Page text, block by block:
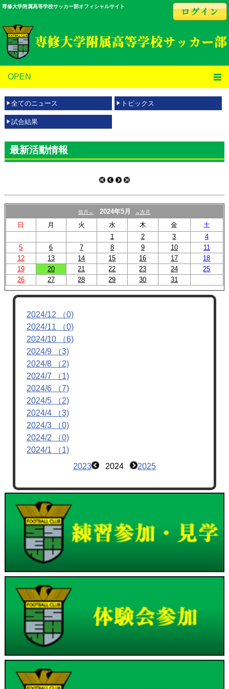
専修大学附属高等学校サッカー部オフィシャルサイト
OPEN
全てのニュース トピックス
試合結果
最新活動情報
前月← 2024年5月 →次月
日 月 火 水 木 金
土
1
2 3
4
5
6 7 8 9 10
11
12
13 14 15 16 17
18
19
20 21 22 23 24
25
26
27 28 29 30 31
2024/12 （0)
2024/11 （0)
2024/10 （6)
2024/9 （3)
2024/8 （2)
2024/7 （1)
2024/6 （7)
2024/5 （2)
2024/4 （3)
2024/3 （0)
2024/2 （0)
2024/1 （1)
2023
2024 2025